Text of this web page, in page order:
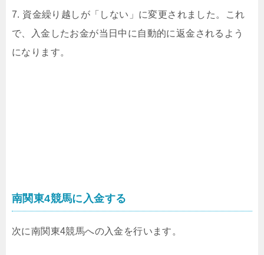
7. 資金繰り越しが「しない」に変更されました。これ
で、入金したお金が当日中に自動的に返金されるよう
になります。
南関東4競馬に入金する
次に南関東4競馬への入金を行います。